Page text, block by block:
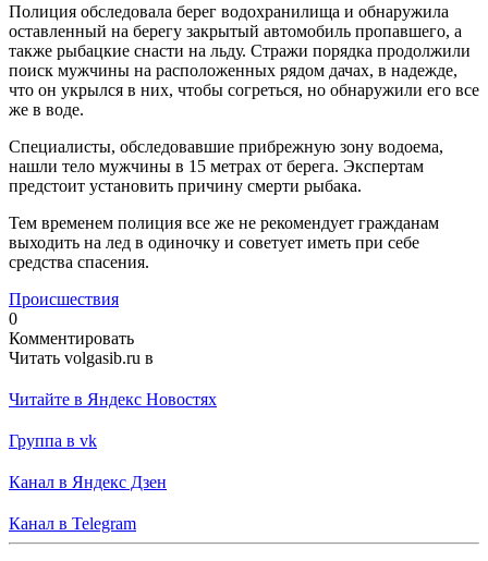
Полиция обследовала берег водохранилища и обнаружила
оставленный на берегу закрытый автомобиль пропавшего, а
также рыбацкие снасти на льду. Стражи порядка продолжили
поиск мужчины на расположенных рядом дачах, в надежде,
что он укрылся в них, чтобы согреться, но обнаружили его все
же в воде.
Специалисты, обследовавшие прибрежную зону водоема,
нашли тело мужчины в 15 метрах от берега. Экспертам
предстоит установить причину смерти рыбака.
Тем временем полиция все же не рекомендует гражданам
выходить на лед в одиночку и советует иметь при себе
средства спасения.
Происшествия
0
Комментировать
Читать volgasib.ru в
Читайте в Яндекс Новостях
Группа в vk
Канал в Яндекс Дзен
Канал в Telegram